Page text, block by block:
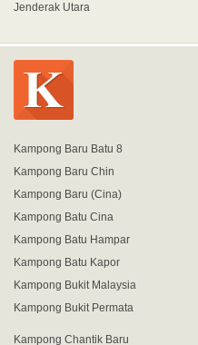
Jenderak Utara
Kampong Baru Batu 8
Kampong Baru Chin
Kampong Baru (Cina)
Kampong Batu Cina
Kampong Batu Hampar
Kampong Batu Kapor
Kampong Bukit Malaysia
Kampong Bukit Permata
Kampong Chantik Baru